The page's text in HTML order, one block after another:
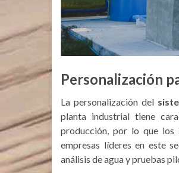
Personalización
La personalización del
planta industrial tiene
producción, por lo que los
empresas líderes en este
análisis de agua y pruebas